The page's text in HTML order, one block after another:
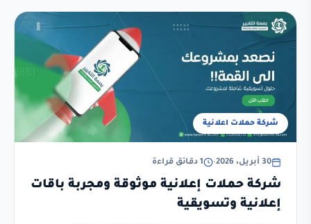
شركة حملات اعلانية
30 أبريل، 2026 • 1 دقائق قراءة
شركة حملات إعلانية موثوقة ومجربة باقات
إعلانية وتسويقية